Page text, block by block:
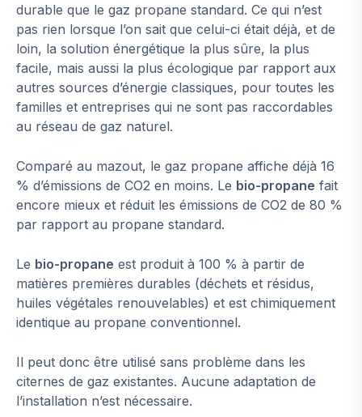
durable que le gaz propane standard. Ce qui n’est
pas rien lorsque l’on sait que celui-ci était déjà, et de
loin, la solution énergétique la plus sûre, la plus
facile, mais aussi la plus écologique par rapport aux
autres sources d’énergie classiques, pour toutes les
familles et entreprises qui ne sont pas raccordables
au réseau de gaz naturel.
Comparé au mazout, le gaz propane affiche déjà 16
% d’émissions de CO2 en moins. Le bio-propane fait
encore mieux et réduit les émissions de CO2 de 80 %
par rapport au propane standard.
Le bio-propane est produit à 100 % à partir de
matières premières durables (déchets et résidus,
huiles végétales renouvelables) et est chimiquement
identique au propane conventionnel.
Il peut donc être utilisé sans problème dans les
citernes de gaz existantes. Aucune adaptation de
l’installation n’est nécessaire.